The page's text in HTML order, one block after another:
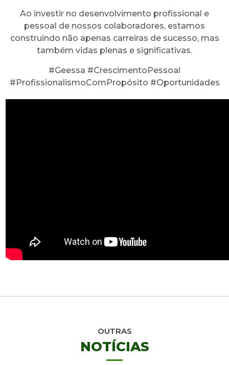
Ao investir no desenvolvimento profissional e
pessoal de nossos colaboradores, estamos
construindo não apenas carreiras de sucesso, mas
também vidas plenas e significativas.
#Geessa #CrescimentoPessoal
#ProfissionalismoComPropósito #Oportunidades
OUTRAS
NOTÍCIAS